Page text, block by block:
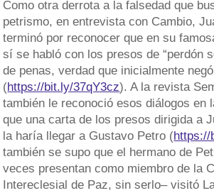
Como otra derrota a la falsedad que
petrismo, en entrevista con Cambio,
terminó por reconocer que en su
sí se habló con los presos de “perdón
de penas, verdad que inicialmente negó
(https://bit.ly/37qY3cz). A la revista
también le reconoció esos diálogos en
que una carta de los presos dirigida a
la haría llegar a Gustavo Petro (https://
también se supo que el hermano de
veces presentan como miembro de la
Intereclesial de Paz, sin serlo– visitó